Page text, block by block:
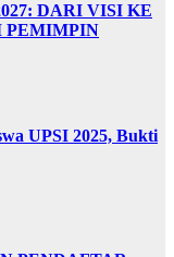
DARI VISI KE
PEMIMPIN
UPSI 2025, Bukti